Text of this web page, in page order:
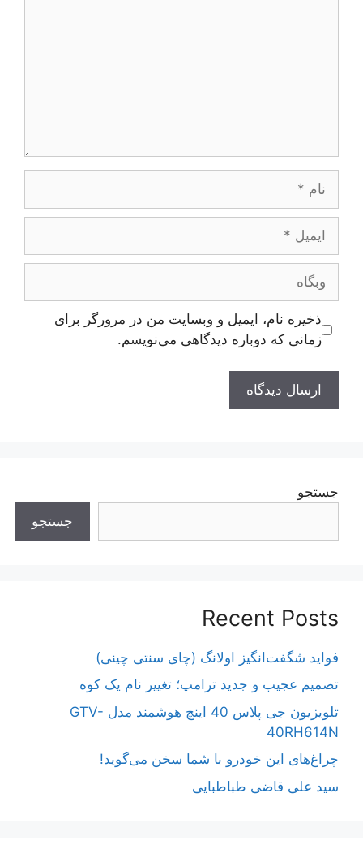
ایمیل
وبگاه
ذخیره نام، ایمیل و وبسایت من در مرورگر برای
زمانی که دوباره دیدگاهی می‌نویسم.
جستجو
جستجو
Recent Posts
فواید شگفت‌انگیز اولانگ (چای سنتی چینی)
تصمیم عجیب و جدید ترامپ؛ تغییر نام یک کوه
تلویزیون جی پلاس 40 اینچ هوشمند مدل GTV-
40RH614N
چراغ‌های این خودرو با شما سخن می‌گوید!
سید علی قاضی طباطبایی